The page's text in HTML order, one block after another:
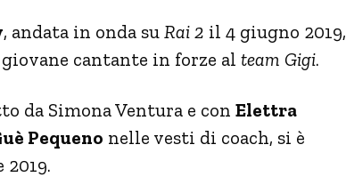
, andata in onda su Rai 2 il 4 giugno 2019,
giovane cantante in forze al team Gigi.
da Simona Ventura e con Elettra
Pequeno nelle vesti di coach, si è
2019.